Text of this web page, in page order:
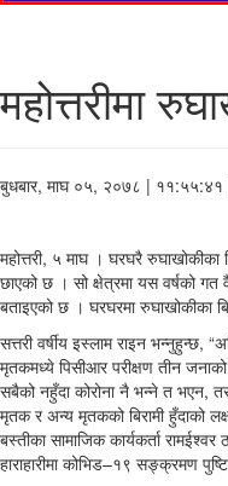
महोत्तरीमा
बुधबार, माघ ०५, २०७८ | ११:५५:४१
महोत्तरी, ५ माघ । घरघरै रुघाखोकीका
छाएको छ । सो क्षेत्रमा यस वर्षको
बताइएको छ । घरघरमा रुघाखोकीका
सत्तरी वर्षीय इस्लाम राइन भन्नुहुन्छ,
मृतकमध्ये पिसीआर परीक्षण तीन जनाको
सबैको नहुँदा कोरोना नै भन्ने त भएन,
मृतक र अन्य मृतकको बिरामी हुँदाको
बस्तीका सामाजिक कार्यकर्ता
हाराहारीमा कोभिड–१९ सङ्क्रमण